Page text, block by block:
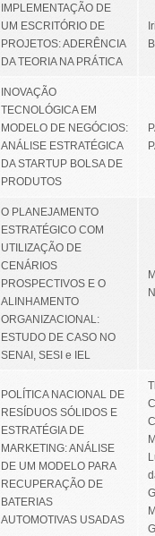
IMPLEMENTAÇÃO DE
UM ESCRITÓRIO DE
PROJETOS: ADERÊNCIA
DA TEORIA NA PRÁTICA
INOVAÇÃO
TECNOLÓGICA EM
MODELO DE NEGÓCIOS:
ANÁLISE ESTRATÉGICA
DA STARTUP BOLSA DE
PRODUTOS
O PLANEJAMENTO
ESTRATÉGICO COM
UTILIZAÇÃO DE
CENÁRIOS
PROSPECTIVOS E O
ALINHAMENTO
ORGANIZACIONAL:
ESTUDO DE CASO NO
SENAI, SESI e IEL
POLÍTICA NACIONAL DE
RESÍDUOS SÓLIDOS E
ESTRATÉGIA DE
MARKETING: ANÁLISE
DE UM MODELO PARA
RECUPERAÇÃO DE
BATERIAS
AUTOMOTIVAS USADAS